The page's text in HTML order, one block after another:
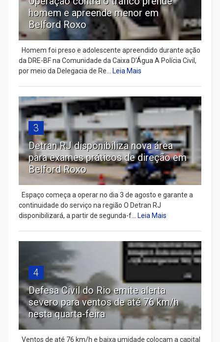
homem e apreende menor em
Belford Roxo
Homem foi preso e adolescente apreendido durante ação
da DRE-BF na Comunidade da Caixa D’Água A Polícia Civil,
por meio da Delegacia de Re...
Leia Mais
3
Detran RJ disponibiliza nova área
para exames práticos de direção em
Belford Roxo
Espaço começa a operar no dia 3 de agosto e garante a
continuidade do serviço na região O Detran RJ
disponibilizará, a partir de segunda-f...
Leia Mais
4
Defesa Civil do Rio emite alerta
severo para ventos de até 76 km/h
nesta quarta-feira
Ventos de até 76 km/h e baixa umidade colocam a capital